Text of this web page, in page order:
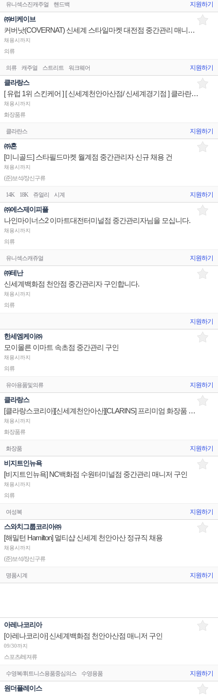
유니섹스진캐주얼 핸드백 지원하기
㈜비케이브
커버낫(COVERNAT) 신세계 스타일마켓 대전점 중간관리 매니저 채용
채용시까지
의류
의류 캐주얼 스트리트 워크웨어 지원하기
클라랑스
[ 유럽 1위 스킨케어 ] [ 신세계천안아산점/ 신세계경기점 ] 클라란스뷰티 매장 상품유지 판매전문직원
채용시까지
화장품류
클라란스 지원하기
㈜혼
[미니골드] 스타필드마켓 월계점 중간관리자 신규 채용 건
채용시까지
(준)보석/장신구류
14K 18K 쥬얼리 시계 지원하기
㈜에스제이피플
나인마이너스2 이마트대전터미널점 중간관리자님을 모십니다.
채용시까지
의류
유니섹스캐쥬얼 지원하기
㈜테난
신세계백화점 천안점 중간관리자 구인합니다.
채용시까지
의류
지원하기
한세엠케이㈜
모이몰른 이마트 속초점 중간관리 구인
채용시까지
의류
유아용품및의류 지원하기
클라랑스
[클라랑스코리아][신세계천안아산][CLARINS] 프리미엄 화장품 스킨케어 백화점 매장 직원 채용 건 안내
채용시까지
화장품류
화장품 지원하기
비지트인뉴욕
[비지트인뉴욕] NC백화점 수원터미널점 중간관리 매니저 구인
채용시까지
의류
여성복 지원하기
스와치그룹코리아㈜
[해밀턴 Hamilton] 멀티샵 신세계 천안아산 정규직 채용
채용시까지
(준)보석/장신구류
명품시계 지원하기
아레나코리아
[아레나코리아] 신세계백화점 천안아산점 매니저 구인
09/30까지
스포츠/레져류
수영복/휘트니스용품중심의스 수영용품 지원하기
원더플레이스